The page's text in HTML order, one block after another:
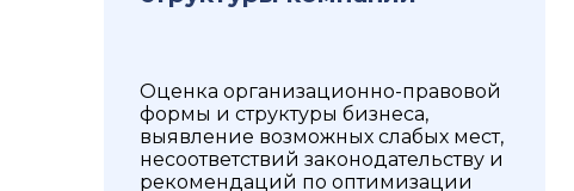
Оценка организационно-правовой
формы и структуры бизнеса,
выявление возможных слабых мест,
несоответствий законодательству и
рекомендаций по оптимизации